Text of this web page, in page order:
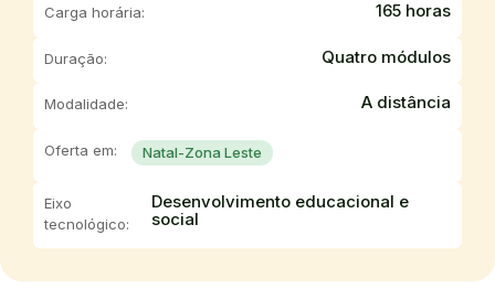
Carga horária: 165 horas
Duração: Quatro módulos
Modalidade: A distância
Oferta em: Natal-Zona Leste
Eixo
tecnológico:
Desenvolvimento educacional e
social